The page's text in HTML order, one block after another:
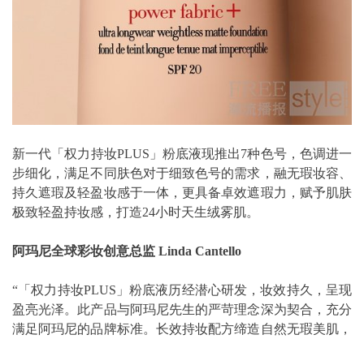
新一代「权力持妆PLUS」粉底液现推出7种色号，色调进一
步细化，满足不同肤色对于细致色号的需求，融无瑕妆容、
持久遮瑕及轻盈妆感于一体，更具备卓效遮瑕力，赋予肌肤
极致轻盈持妆感，打造24小时天生绒雾肌。
阿玛尼全球彩妆创意总监 Linda Cantello
“「权力持妆PLUS」粉底液历经潜心研发，妆效持久，呈现
盈亮光泽。此产品与阿玛尼先生的严苛理念深为契合，充分
满足阿玛尼的品牌标准。长效持妆配方缔造自然无瑕美肌，